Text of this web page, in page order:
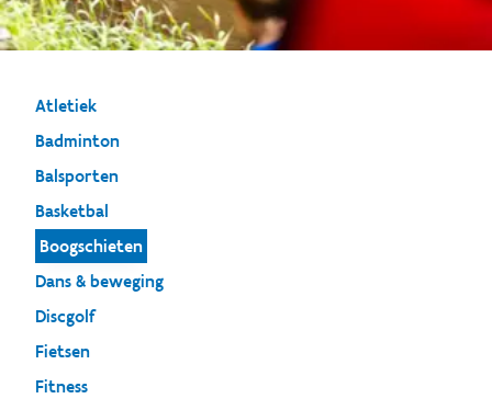
Atletiek
Badminton
Balsporten
Basketbal
Boogschieten
Dans & beweging
Discgolf
Fietsen
Fitness